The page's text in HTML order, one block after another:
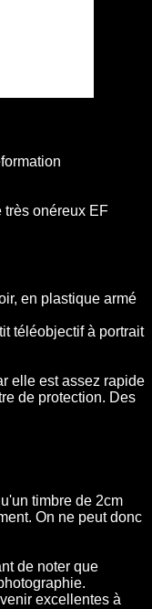
très onéreux EF
en plastique armé
téléobjectif à portrait
elle est assez rapide
de protection. Des
timbre de 2cm
On ne peut donc
de noter que
excellentes à